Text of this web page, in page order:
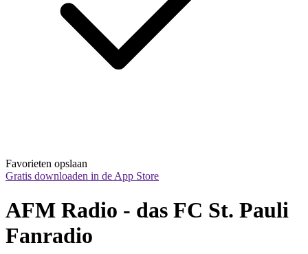
Favorieten opslaan
Gratis downloaden in de App Store
AFM Radio - das FC St. Pauli
Fanradio